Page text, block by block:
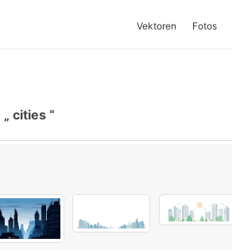
Vektoren Fotos
cities